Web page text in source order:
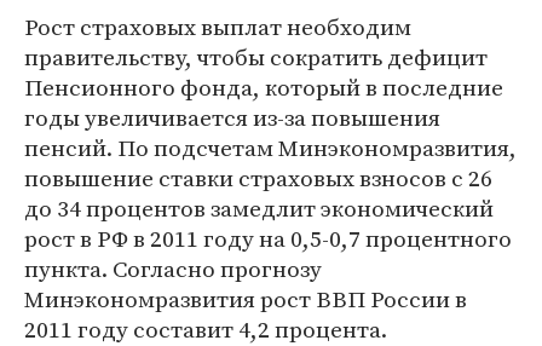
Рост страховых выплат необходим
правительству, чтобы сократить дефицит
Пенсионного фонда, который в последние
годы увеличивается из-за повышения
пенсий. По подсчетам Минэкономразвития,
повышение ставки страховых взносов с 26
до 34 процентов замедлит экономический
рост в РФ в 2011 году на 0,5-0,7 процентного
пункта. Согласно прогнозу
Минэкономразвития рост ВВП России в
2011 году составит 4,2 процента.